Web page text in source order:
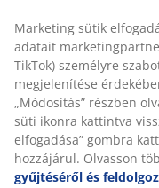
Marketing sütik
adatait
TikTok) személyre
megjelenítése
„Módosítás” részben
süti ikonra kattintva
elfogadása” gombra
hozzájárul. Olvasson
gyűjtéséről és